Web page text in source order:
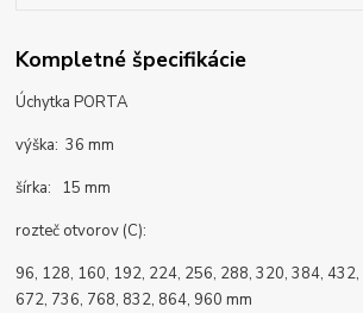
Kompletné špecifikácie
Úchytka PORTA
výška: 36 mm
šírka: 15 mm
rozteč otvorov (C):
96, 128, 160, 192, 224, 256, 288, 320, 384,
672, 736, 768, 832, 864, 960 mm